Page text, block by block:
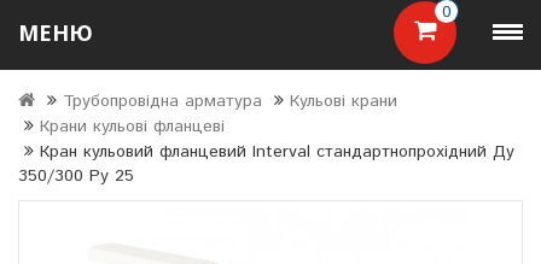
0
МЕНЮ
Трубопровідна арматура
Кульові крани
Крани кульові фланцеві
Кран кульовий фланцевий Interval стандартнопрохідний Ду
350/300 Ру 25